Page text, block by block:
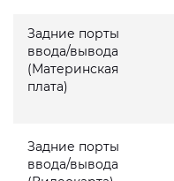
Задние порты
ввода/вывода
(Материнская
плата)
Задние порты
ввода/вывода